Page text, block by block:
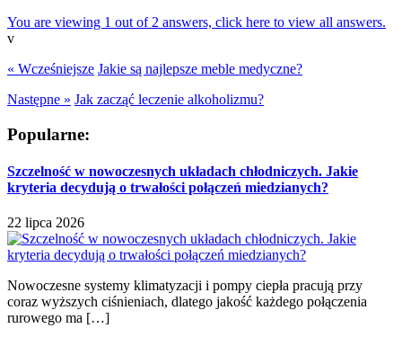
You are viewing 1 out of 2 answers, click here to view all answers.
v
« Wcześniejsze Jakie są najlepsze meble medyczne?
Następne » Jak zacząć leczenie alkoholizmu?
Popularne:
Szczelność w nowoczesnych układach chłodniczych. Jakie
kryteria decydują o trwałości połączeń miedzianych?
22 lipca 2026
Nowoczesne systemy klimatyzacji i pompy ciepła pracują przy
coraz wyższych ciśnieniach, dlatego jakość każdego połączenia
rurowego ma […]